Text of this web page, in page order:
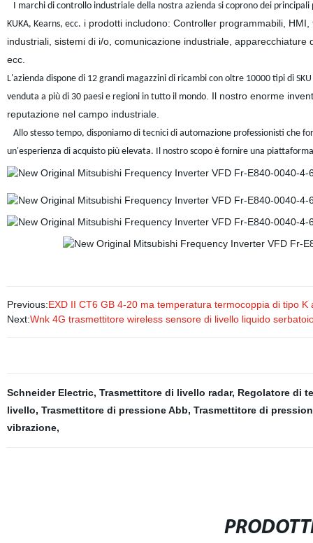
I marchi di controllo industriale della nostra azienda si coprono dei
KUKA, Kearns, ecc. i prodotti includono: Controller programmabili,
industriali, sistemi di i/o, comunicazione industriale,
ecc.
L'azienda dispone di 12 grandi magazzini di ricambi con oltre 10000 tipi di
venduta a più di 30 paesi e regioni in tutto il mondo. Il nostro enorme
reputazione nel campo industriale.
Allo stesso tempo, disponiamo di tecnici di automazione professionisti che
un'esperienza di acquisto più elevata. Il nostro scopo è fornire una
Previous:EXD II CT6 GB 4-20 ma temperatura termocoppia di tipo
Next:Wnk 4G trasmettitore wireless sensore di livello liquido
Schneider Electric, Trasmettitore di livello radar, Regolatore di
livello, Trasmettitore di pressione Abb, Trasmettitore di
vibrazione,